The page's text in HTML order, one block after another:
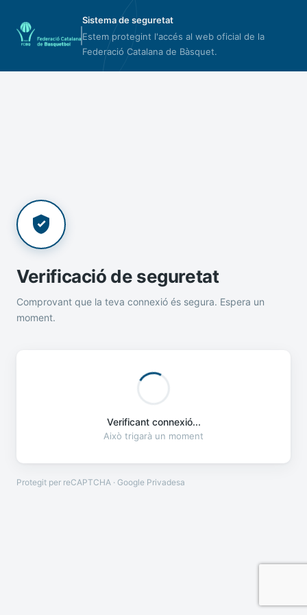
Sistema de seguretat
Estem protegint l'accés al web oficial de la
Federació Catalana de Bàsquet.
Verificació de seguretat
Comprovant que la teva connexió és segura. Espera un
moment.
Verificant connexió...
Això trigarà un moment
Protegit per reCAPTCHA · Google Privadesa